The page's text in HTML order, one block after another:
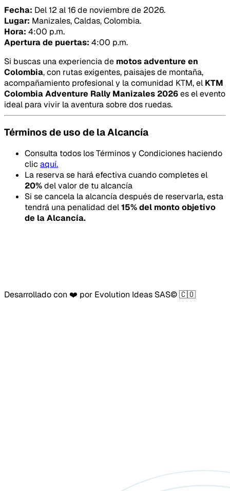
Fecha: Del 12 al 16 de noviembre de 2026.
Lugar: Manizales, Caldas, Colombia.
Hora: 4:00 p.m.
Apertura de puertas: 4:00 p.m.
Si buscas una experiencia de motos adventure en
Colombia, con rutas exigentes, paisajes de montaña,
acompañamiento profesional y la comunidad KTM, el KTM
Colombia Adventure Rally Manizales 2026es el evento
ideal para vivir la aventura sobre dos ruedas.
Términos de uso de la Alcancía
Consulta todos los Términos y Condiciones haciendo
clic aquí.
La reserva se hará efectiva cuando completes el
20%del valor de tu alcancía
Si se cancela la alcancía después de reservarla, esta
tendrá una penalidad del15% del monto objetivo
de la Alcancía.
Desarrollado con ❤️ por Evolution Ideas SAS© 🇨🇴